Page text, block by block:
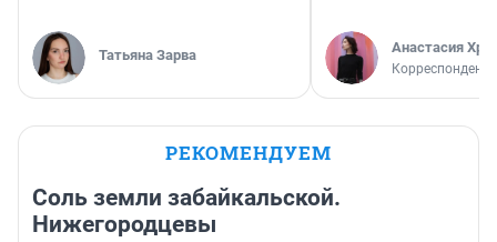
Татьяна Зарва Анастасия
Корреспондент
РЕКОМЕНДУЕМ
Соль земли забайкальской.
Нижегородцевы